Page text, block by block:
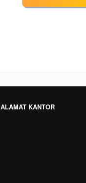
ALAMAT KANTOR